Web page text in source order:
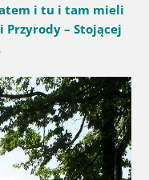
i tu i tam mieli
– Stojącej